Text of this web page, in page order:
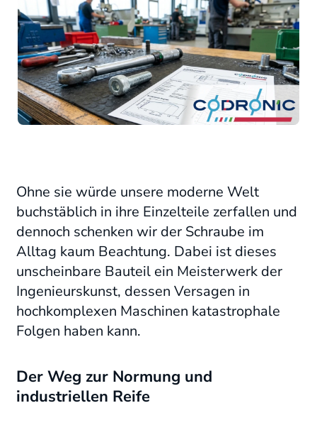
Ohne sie würde unsere moderne Welt
buchstäblich in ihre Einzelteile zerfallen und
dennoch schenken wir der Schraube im
Alltag kaum Beachtung. Dabei ist dieses
unscheinbare Bauteil ein Meisterwerk der
Ingenieurskunst, dessen Versagen in
hochkomplexen Maschinen katastrophale
Folgen haben kann.
Der Weg zur Normung und
industriellen Reife